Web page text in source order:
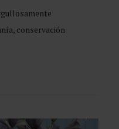
conservación